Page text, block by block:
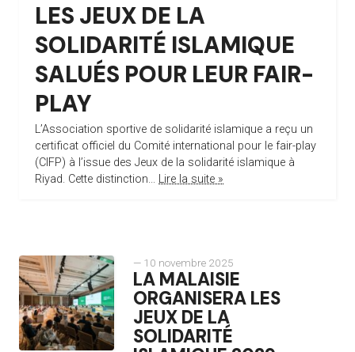
LES JEUX DE LA
SOLIDARITÉ ISLAMIQUE
SALUÉS POUR LEUR FAIR-
PLAY
L’Association sportive de solidarité islamique a reçu un
certificat officiel du Comité international pour le fair-play
(CIFP) à l’issue des Jeux de la solidarité islamique à
Riyad. Cette distinction... Lire la suite »
— 10 novembre 2025
LA MALAISIE
ORGANISERA LES
JEUX DE LA
SOLIDARITÉ